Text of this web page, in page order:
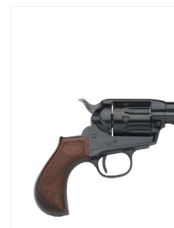
afbeeldingen-